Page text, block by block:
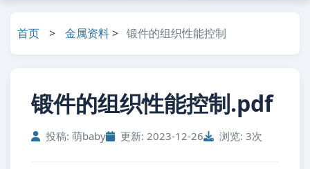
首页 > 金属资料> 锻件的组织性能控制
锻件的组织性能控制.pdf
投稿: 萌baby 更新: 2023-12-26 浏览: 3次